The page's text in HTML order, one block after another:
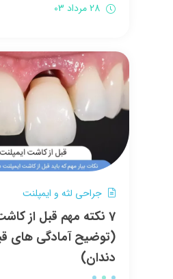
جراحی لثه و ایمپلنت
7 نکته مهم قبل از
(توضیح آمادگی های
دندان)